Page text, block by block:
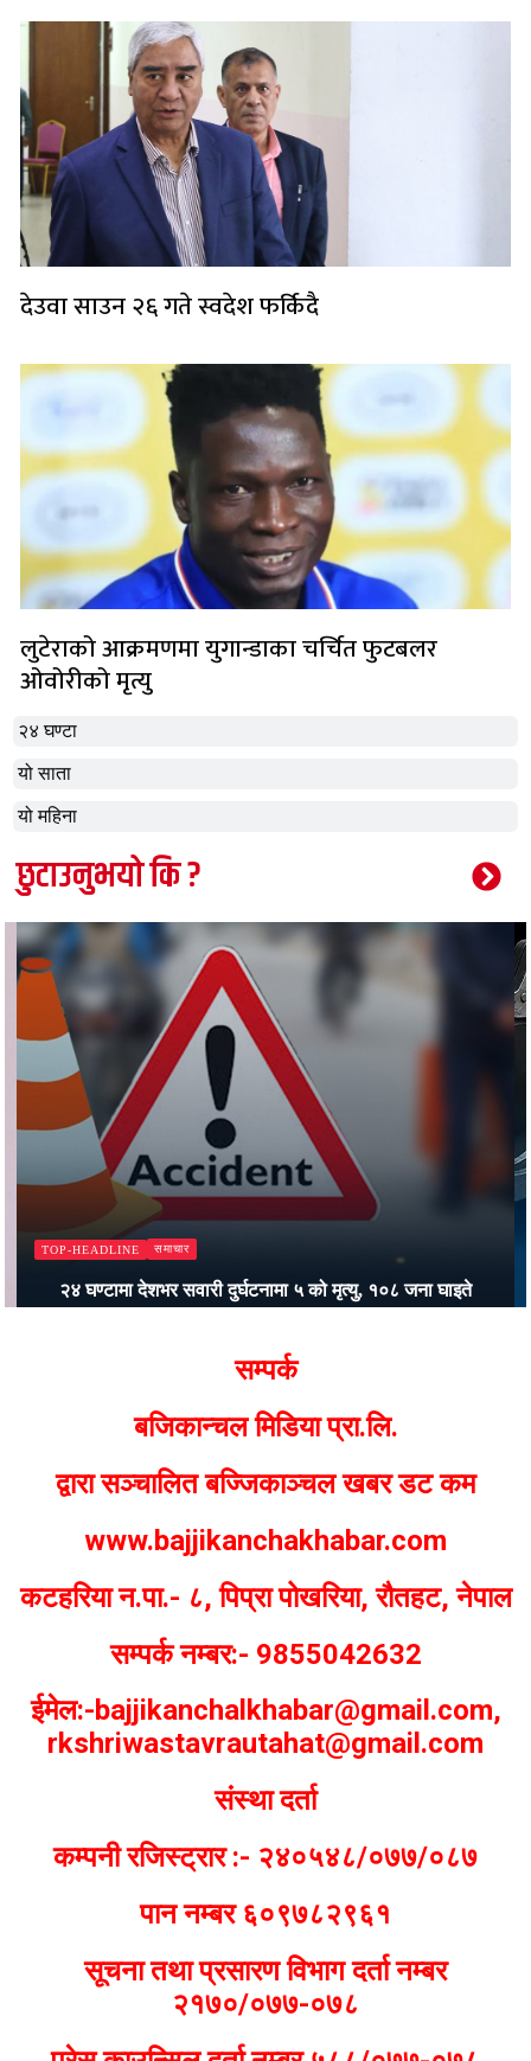
२४ घण्टा
यो साता
यो महिना
देउवा साउन २६ गते स्वदेश फर्किदै
लुटेराको आक्रमणमा युगान्डाका चर्चित फुटबलर
ओवोरीको मृत्यु
छुटाउनुभयो कि ?
TOP-HEADLINE समाचार
२४ घण्टामा देशभर सवारी दुर्घटनामा ५ को मृत्यु, १०८ जना घाइते
सम्पर्क
बजिकान्चल मिडिया प्रा.लि.
द्वारा सञ्चालित बज्जिकाञ्चल खबर डट कम
www.bajjikanchakhabar.com
कटहरिया न.पा.- ८, पिप्रा पोखरिया, रौतहट, नेपाल
सम्पर्क नम्बर:- 9855042632
ईमेल:-bajjikanchalkhabar@gmail.com,
rkshriwastavrautahat@gmail.com
संस्था दर्ता
कम्पनी रजिस्ट्रार :- २४०५४८/०७७/०८७
पान नम्बर ६०९७८२९६१
सूचना तथा प्रसारण विभाग दर्ता नम्बर
२१७०/०७७-०७८